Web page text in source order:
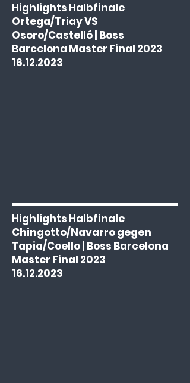
Highlights Halbfinale
Ortega/Triay VS
Osoro/Castelló | Boss
Barcelona Master Final 2023
16.12.2023
Highlights Halbfinale
Chingotto/Navarro gegen
Tapia/Coello | Boss Barcelona
Master Final 2023
16.12.2023